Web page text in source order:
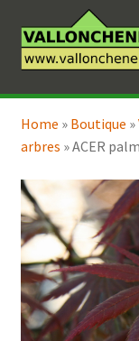
à
la
au
contenu
Vente en ligne
Coaching pour
Home » Boutique »
arbres »ACER